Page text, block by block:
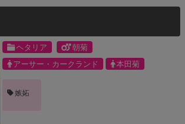
ヘタリア
朝菊
アーサー・カークランド
本田菊
嫉妬